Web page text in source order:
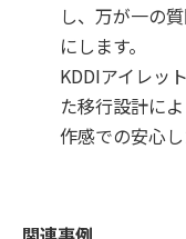
し、万が一の
にします。
KDDIアイレッ
た移行設計に
作感での安心